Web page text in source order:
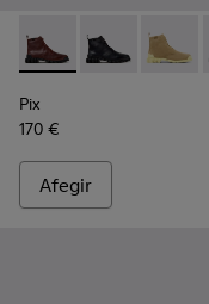
Pix - K400830-006 -
Pix - Pix -
Pix
170 €
Afegir